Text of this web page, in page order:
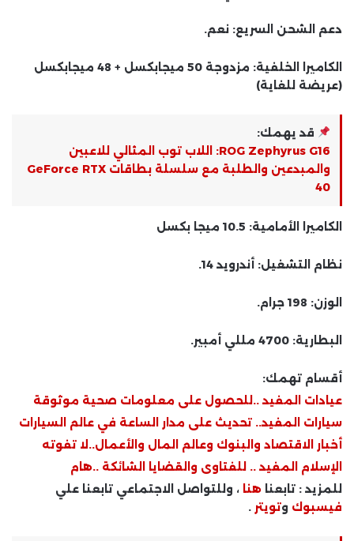
دعم الشحن السريع: نعم.
الكاميرا الخلفية: مزدوجة 50 ميجابكسل + 48 ميجابكسل
(عريضة للغاية)
قد يهمك:
ROG Zephyrus G16: اللاب توب المثالي للاعبين
والمبدعين والطلبة مع سلسلة بطاقات GeForce RTX
40
الكاميرا الأمامية: 10.5 ميجا بكسل
نظام التشغيل: أندرويد 14.
الوزن: 198 جرام.
البطارية: 4700 مللي أمبير.
أقسام تهمك:
عيادات المفيد ..للحصول على معلومات صحية موثوقة
سيارات المفيد.. تحديث على مدار الساعة في عالم السيارات
أخبار الاقتصاد والبنوك وعالم المال والأعمال..لا تفوته
الإسلام المفيد .. للفتاوى والقضايا الشائكة ..هام
للمزيد : تابعنا هنا ، وللتواصل الاجتماعي تابعنا علي
فيسبوك وتويتر .